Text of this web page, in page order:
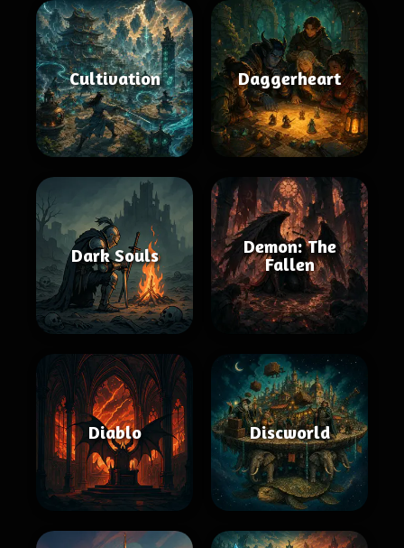
Cultivation Daggerheart
Dark Souls
Demon: The
Fallen
Diablo Discworld